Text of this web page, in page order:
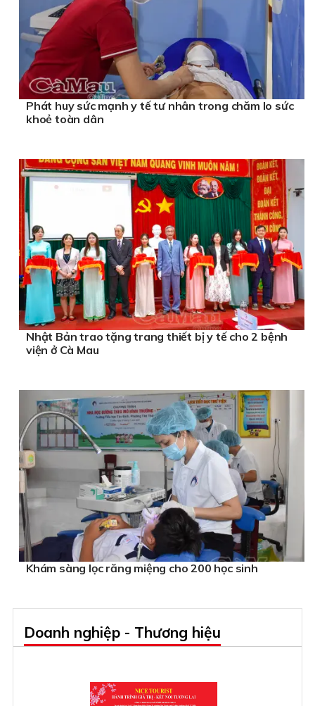
Phát huy sức mạnh y tế tư nhân trong chăm lo sức
khoẻ toàn dân
Nhật Bản trao tặng trang thiết bị y tế cho 2 bệnh
viện ở Cà Mau
Khám sàng lọc răng miệng cho 200 học sinh
Doanh nghiệp - Thương hiệu